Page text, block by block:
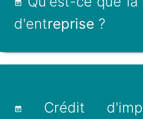
d'entreprise ?
Crédit